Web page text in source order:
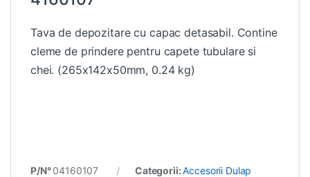
Tava de depozitare cu capac detasabil. Contine
cleme de prindere pentru capete tubulare si
chei. (265x142x50mm, 0.24 kg)
P/N°04160107 Categorii:Accesorii Dulap